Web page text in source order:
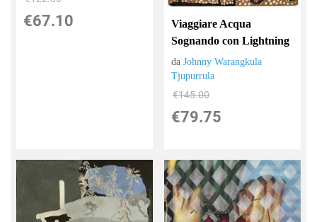
€67.10
Viaggiare Acqua
Sognando con Lightning
daJohnny Warangkula
Tjupurrula
€145.00
€79.75